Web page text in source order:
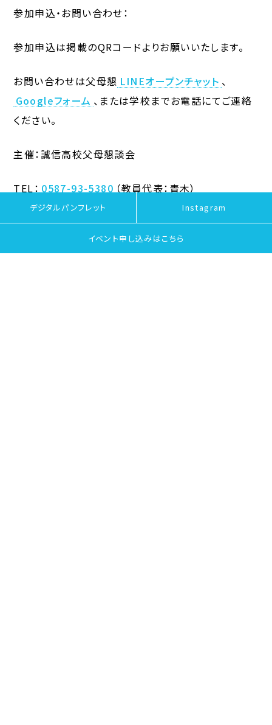
デジタルパンフレット Instagram
イベント申し込みはこちら
参加申込・お問い合わせ：
参加申込は掲載のQRコードよりお願いいたします。
お問い合わせは父母懇 LINEオープンチャット 、
Googleフォーム 、または学校までお電話にてご連絡
ください。
主催：誠信高校父母懇談会
TEL： 0587-93-5380 （教員代表：青木）